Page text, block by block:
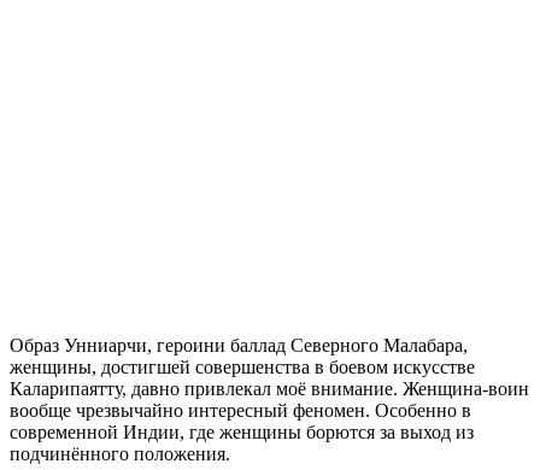
Образ Унниарчи, героини баллад Северного Малабара,
женщины, достигшей совершенства в боевом искусстве
Каларипаятту, давно привлекал моё внимание. Женщина-воин
вообще чрезвычайно интересный феномен. Особенно в
современной Индии, где женщины борются за выход из
подчинённого положения.